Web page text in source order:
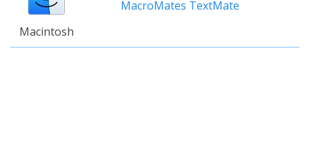
Macintosh
MacroMates TextMate